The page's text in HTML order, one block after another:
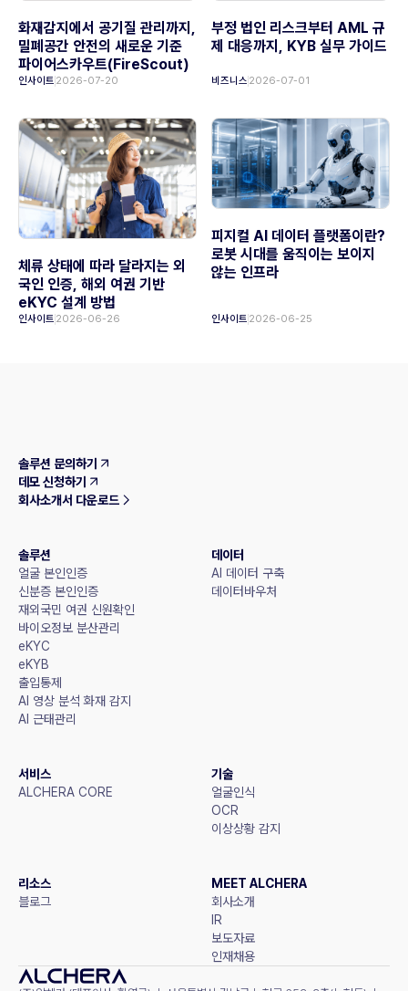
화재감지에서 공기질 관리까지,
밀폐공간 안전의 새로운 기준
파이어스카우트(FireScout)
인사이트 2026-07-20
부정 법인 리스크부터 AML 규
제 대응까지, KYB 실무 가이드
비즈니스 2026-07-01
체류 상태에 따라 달라지는 외
국인 인증, 해외 여권 기반
eKYC 설계 방법
인사이트 2026-06-26
피지컬 AI 데이터 플랫폼이란?
로봇 시대를 움직이는 보이지
않는 인프라
인사이트 2026-06-25
솔루션 문의하기
데모 신청하기
회사소개서 다운로드
솔루션
얼굴 본인인증
신분증 본인인증
재외국민 여권 신원확인
바이오정보 분산관리
eKYC
eKYB
출입통제
AI 영상 분석 화재 감지
AI 근태관리
데이터
AI 데이터 구축
데이터바우처
서비스
ALCHERA CORE
기술
얼굴인식
OCR
이상상황 감지
리소스
블로그
MEET ALCHERA
회사소개
IR
보도자료
인재채용